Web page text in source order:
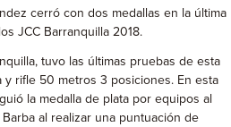
cerró con dos medallas en la última
JCC Barranquilla 2018.
tuvo las últimas pruebas de esta
rifle 50 metros 3 posiciones. En esta
la medalla de plata por equipos al
al realizar una puntuación de